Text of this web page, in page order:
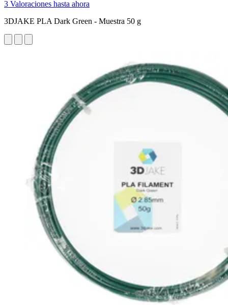
3 Valoraciones hasta ahora
3DJAKE PLA Dark Green - Muestra 50 g